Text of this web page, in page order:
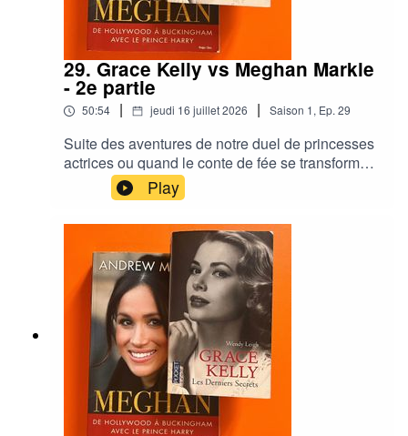
29. Grace Kelly vs Meghan Markle
- 2e partie
50:54 | jeudi 16 juillet 2026 | Saison 1, Ep. 29
Suite des aventures de notre duel de princesses
actrices ou quand le conte de fée se transforme
en cauchemar et que la liberté se paie très cher...
Play